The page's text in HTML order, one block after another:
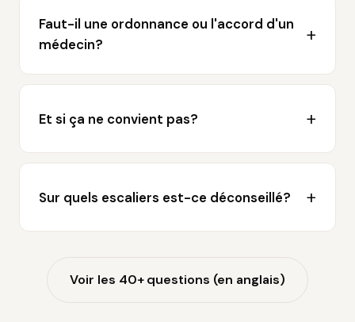
Faut-il une ordonnance ou l'accord d'un
médecin?
Et si ça ne convient pas?
Sur quels escaliers est-ce déconseillé?
Voir les 40+ questions (en anglais)